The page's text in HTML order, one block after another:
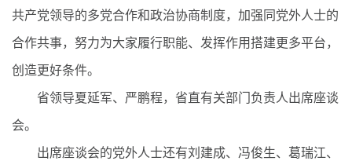
共产党领导的多党合作和政治协商制度，加强同党外人士的
合作共事，努力为大家履行职能、发挥作用搭建更多平台，
创造更好条件。
省领导夏延军、严鹏程，省直有关部门负责人出席座谈
会。
出席座谈会的党外人士还有刘建成、冯俊生、葛瑞江、